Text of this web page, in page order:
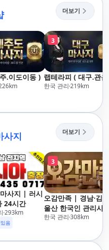
더보기
.이도이동 )
km
3
랩테라피 ( 대구.관
한국 관리 219km
사지 더보기
사지 | 러시
24시간
293km
음
3
오감만족 | 경남·김
울산 한국인 관리사
장마사지
한국 관리 308km